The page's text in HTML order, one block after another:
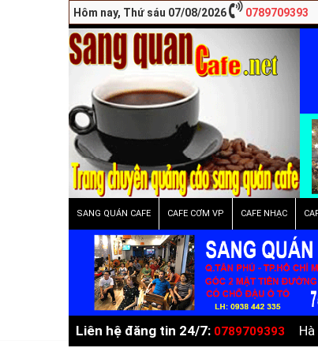
Hôm nay, Thứ sáu 07/08/2026 0789709393
SANG QUÁN CAFE CAFE CƠM VP CAFE NHẠC
Liên hệ đăng tin 24/7: 0789709393